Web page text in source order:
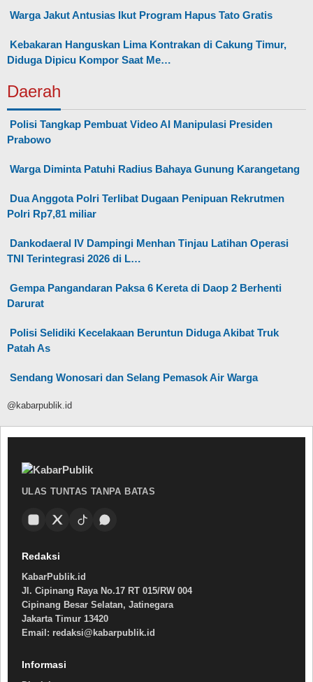
Warga Jakut Antusias Ikut Program Hapus Tato Gratis
Kebakaran Hanguskan Lima Kontrakan di Cakung Timur,
Diduga Dipicu Kompor Saat Me…
Daerah
Polisi Tangkap Pembuat Video AI Manipulasi Presiden
Prabowo
Warga Diminta Patuhi Radius Bahaya Gunung Karangetang
Dua Anggota Polri Terlibat Dugaan Penipuan Rekrutmen
Polri Rp7,81 miliar
Dankodaeral IV Dampingi Menhan Tinjau Latihan Operasi
TNI Terintegrasi 2026 di L…
Gempa Pangandaran Paksa 6 Kereta di Daop 2 Berhenti
Darurat
Polisi Selidiki Kecelakaan Beruntun Diduga Akibat Truk
Patah As
Sendang Wonosari dan Selang Pemasok Air Warga
@kabarpublik.id
ULAS TUNTAS TANPA BATAS
Redaksi
KabarPublik.id
Jl. Cipinang Raya No.17 RT 015/RW 004
Cipinang Besar Selatan, Jatinegara
Jakarta Timur 13420
Email: redaksi@kabarpublik.id
Informasi